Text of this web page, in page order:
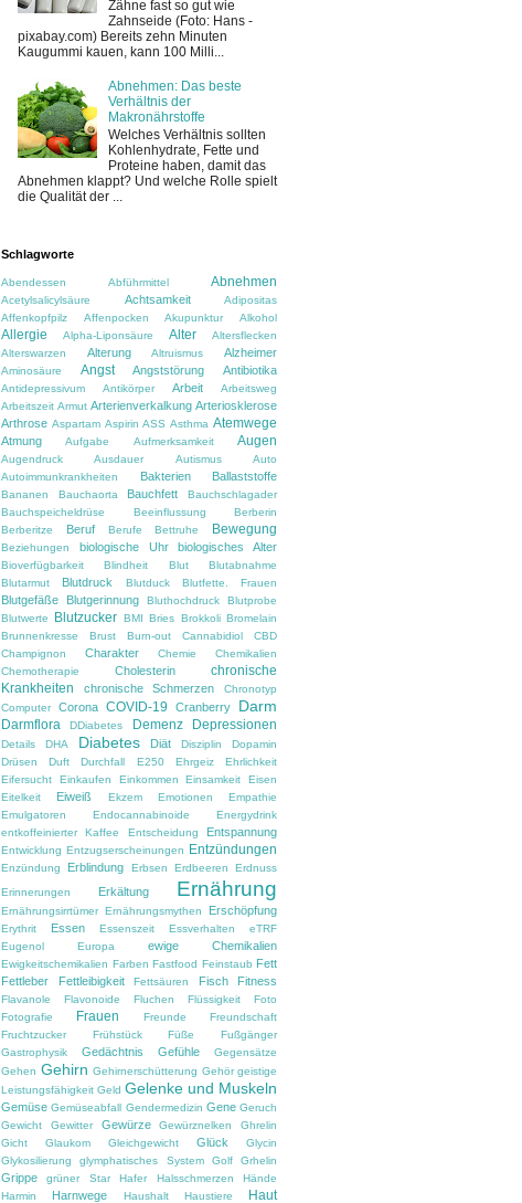
Zähne fast so gut wie
Zahnseide (Foto: Hans -
pixabay.com) Bereits zehn Minuten
Kaugummi kauen, kann 100 Milli...
Abnehmen: Das beste
Verhältnis der
Makronährstoffe
Welches Verhältnis sollten
Kohlenhydrate, Fette und
Proteine haben, damit das
Abnehmen klappt? Und welche Rolle spielt
die Qualität der ...
Schlagworte
Abendessen Abführmittel Abnehmen
Acetylsalicylsäure Achtsamkeit
Adipositas
Affenkopfpilz
Affenpocken Akupunktur Alkohol
Allergie Alpha-Liponsäure Alter
Altersflecken
Alterswarzen
Alterung Altruismus Alzheimer
Aminosäure Angst Angststörung Antibiotika
Antidepressivum Antikörper Arbeit
Arbeitsweg
Arbeitszeit Armut Arterienverkalkung Arteriosklerose
Arthrose Aspartam Aspirin ASS Asthma Atemwege
Atmung Aufgabe Aufmerksamkeit Augen
Augendruck Ausdauer Autismus
Auto
Autoimmunkrankheiten
Bakterien Ballaststoffe
Bananen Bauchaorta Bauchfett
Bauchschlagader
Bauchspeicheldrüse
Beeinflussung
Berberin
Berberitze
Beruf Berufe Bettruhe Bewegung
Beziehungen biologische Uhr biologisches Alter
Bioverfügbarkeit Blindheit Blut
Blutabnahme
Blutarmut
Blutdruck Blutduck Blutfette. Frauen
Blutgefäße Blutgerinnung Bluthochdruck
Blutprobe
Blutwerte
Blutzucker BMI Bries Brokkoli Bromelain
Brunnenkresse
Brust Burn-out Cannabidiol
CBD
Champignon
Charakter Chemie
Chemikalien
Chemotherapie
Cholesterin
chronische
Krankheiten
chronische Schmerzen
Chronotyp
Computer
Corona COVID-19 Cranberry Darm
Darmflora DDiabetes Demenz Depressionen
Details DHA Diabetes Diät Disziplin
Dopamin
Drüsen
Duft Durchfall E250 Ehrgeiz
Ehrlichkeit
Eifersucht
Einkaufen Einkommen Einsamkeit
Eisen
Eitelkeit
Eiweiß Ekzem Emotionen
Empathie
Emulgatoren
Endocannabinoide
Energydrink
entkoffeinierter Kaffee
Entscheidung Entspannung
Entwicklung Entzugserscheinungen Entzündungen
Enzündung Erblindung Erbsen Erdbeeren
Erdnuss
Erinnerungen
Erkältung Ernährung
Ernährungsirrtümer Ernährungsmythen Erschöpfung
Erythrit Essen Essenszeit Essverhalten
eTRF
Eugenol
Europa ewige Chemikalien
Ewigkeitschemikalien Farben Fastfood Feinstaub Fett
Fettleber
Fettleibigkeit Fettsäuren Fisch Fitness
Flavanole Flavonoide Fluchen Flüssigkeit
Foto
Fotografie
Frauen Freunde
Freundschaft
Fruchtzucker
Frühstück Füße
Fußgänger
Gastrophysik
Gedächtnis Gefühle
Gegensätze
Gehen Gehirn Gehirnerschütterung Gehör geistige
Leistungsfähigkeit Geld Gelenke und Muskeln
Gemüse Gemüseabfall Gendermedizin Gene Geruch
Gewicht
Gewitter Gewürze Gewürznelken
Ghrelin
Gicht
Glaukom Gleichgewicht Glück
Glycin
Glykosilierung
glymphatisches System Golf Grhelin
Grippe grüner Star Hafer Halsschmerzen
Hände
Harmin
Harnwege Haushalt Haustiere Haut